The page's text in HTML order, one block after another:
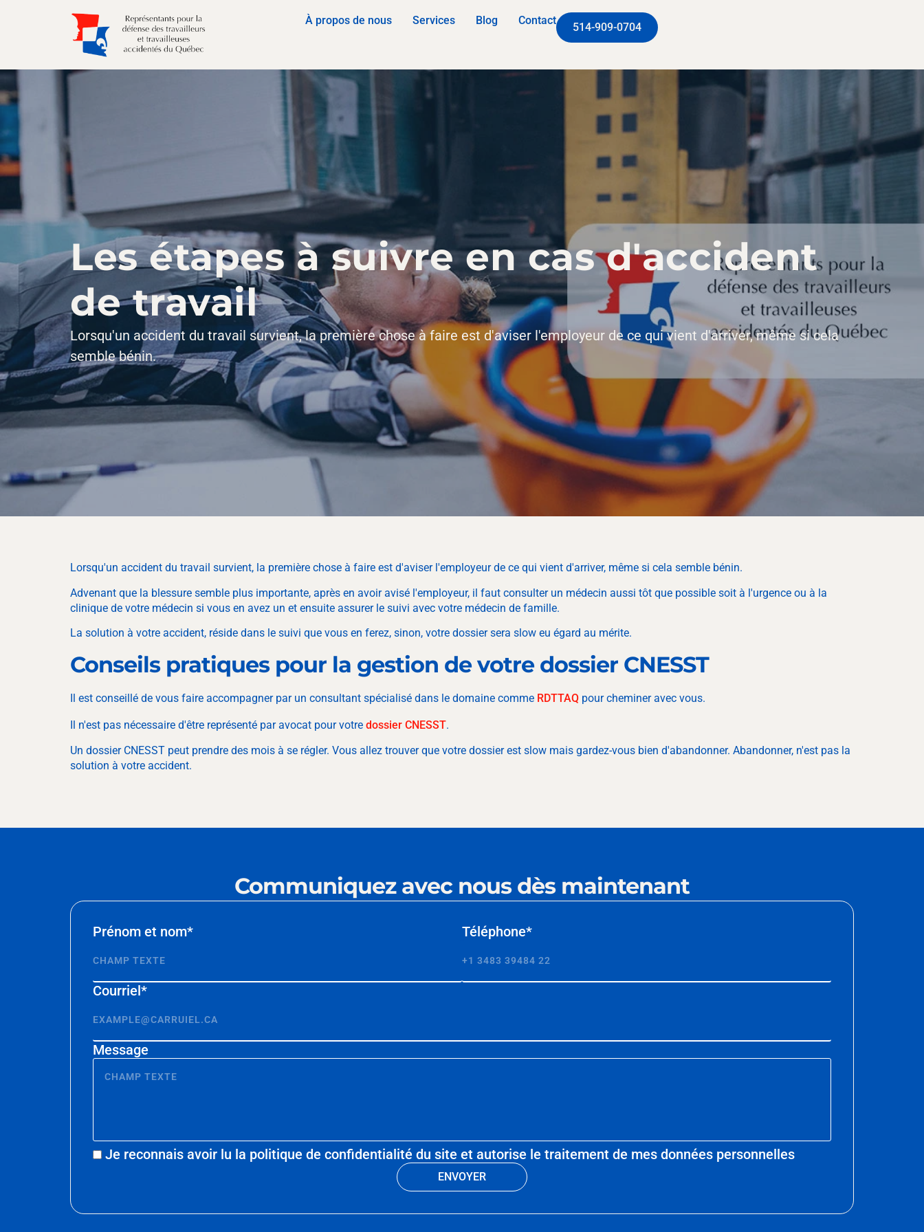
À propos de nous Services Blog Contact
514-909-0704
Les étapes à suivre en cas d'accident
de travail
Lorsqu'un accident du travail survient, la première chose à faire est d'aviser l'employeur de ce qui vient d'arriver, même si cela
semble bénin.
Lorsqu'un accident du travail survient, la première chose à faire est d'aviser l'employeur de ce qui vient d'arriver, même si cela semble bénin.
Advenant que la blessure semble plus importante, après en avoir avisé l'employeur, il faut consulter un médecin aussi tôt que possible soit à l'urgence ou à la
clinique de votre médecin si vous en avez un et ensuite assurer le suivi avec votre médecin de famille.
La solution à votre accident, réside dans le suivi que vous en ferez, sinon, votre dossier sera slow eu égard au mérite.
Conseils pratiques pour la gestion de votre dossier CNESST
Il est conseillé de vous faire accompagner par un consultant spécialisé dans le domaine comme RDTTAQ pour cheminer avec vous.
Il n'est pas nécessaire d'être représenté par avocat pour votre dossier CNESST.
Un dossier CNESST peut prendre des mois à se régler. Vous allez trouver que votre dossier est slow mais gardez-vous bien d'abandonner. Abandonner, n'est pas la
solution à votre accident.
Communiquez avec nous dès maintenant
Prénom et nom* Téléphone*
Courriel*
Message
Je reconnais avoir lu la politique de confidentialité du site et autorise le traitement de mes données personnelles